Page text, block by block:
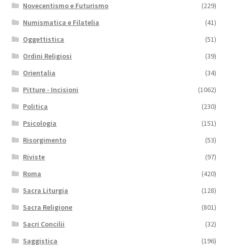
Novecentismo e Futurismo
(229)
Numismatica e Filatelia
(41)
Oggettistica
(51)
Ordini Religiosi
(39)
Orientalia
(34)
Pitture - Incisioni
(1062)
Politica
(230)
Psicologia
(151)
Risorgimento
(53)
Riviste
(97)
Roma
(420)
Sacra Liturgia
(128)
Sacra Religione
(801)
Sacri Concilii
(32)
Saggistica
(196)